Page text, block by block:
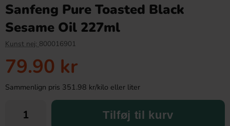
Sanfeng Pure Toasted Black
Sesame Oil 227ml
Kunst nej: 800016901
79.90 kr
Sammenlign pris 351.98 kr/kilo eller liter
Tilføj til kurv